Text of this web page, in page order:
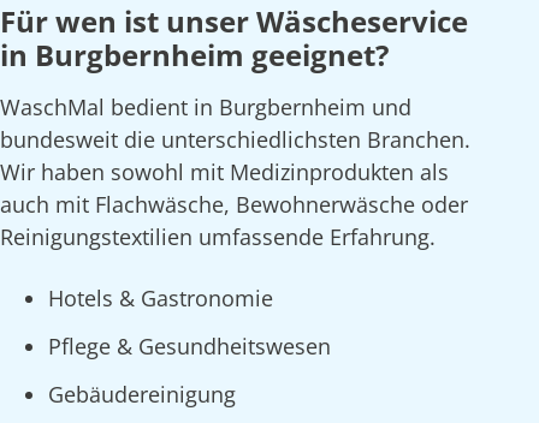
Für wen ist unser Wäscheservice
in Burgbernheim geeignet?
WaschMal bedient in Burgbernheim und
bundesweit die unterschiedlichsten Branchen.
Wir haben sowohl mit Medizinprodukten als
auch mit Flachwäsche, Bewohnerwäsche oder
Reinigungstextilien umfassende Erfahrung.
Hotels & Gastronomie
Pflege & Gesundheitswesen
Gebäudereinigung